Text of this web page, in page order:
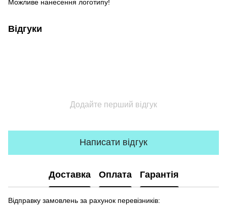
Можливе нанесення логотипу!
Відгуки
Додайте перший відгук
Написати відгук
Доставка Оплата Гарантія
Відправку замовлень за рахунок перевізників: